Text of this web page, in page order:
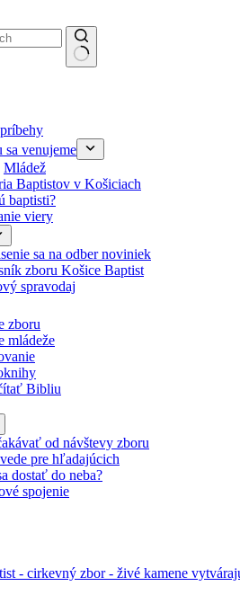
sa venujeme
Mládež
Baptistov v Košiciach
baptisti?
viery
sa na odber noviniek
zboru Košice Baptist
spravodaj
zboru
mládeže
Bibliu
od návštevy zboru
pre hľadajúcich
dostať do neba?
spojenie